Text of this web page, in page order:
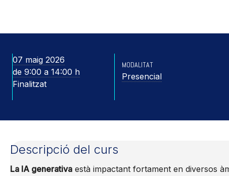
07 maig 2026
de 9:00 a 14:00 h
Finalitzat
MODALITAT
Presencial
Descripció del curs
La IA generativa està impactant fortament en diversos